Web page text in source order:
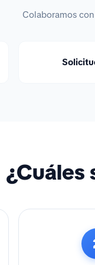
Colaboramos
¿Cuáles